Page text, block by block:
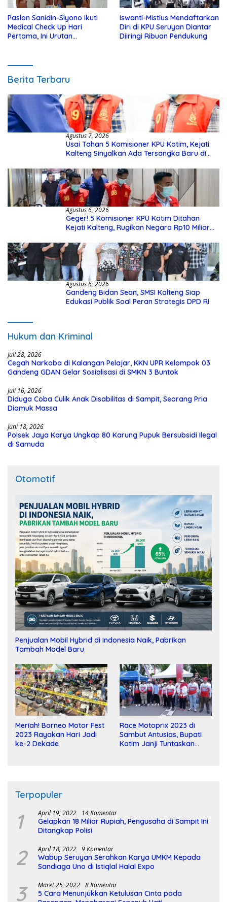
Paslon Sanidin-Siyono Ikuti
Medical Check Up Hari
Pertama, Ini Urutan
Iswanti-Mistius Mendaftarkan
Diri di KPU Seruyan Diantar
Diiringi Ribuan Pendukung
Berita Terbaru
Agustus 7, 2026
Usai Tahan 5 Komisioner KPU Kotim, Kejati
Kalteng Sinyalkan Ada Tersangka Baru di
Agustus 6, 2026
Geger! 5 Komisioner KPU Kotim Ditahan
Kejati Kalteng, Rugikan Negara Rp10 Miliar
Agustus 6, 2026
Gandeng Bidan Sean, SMSI Kalteng Siap
Edukasi Publik Soal Peran Strategis DPD RI
Hukum dan Kriminal
Juli 28, 2026
Cegah Narkoba di Kalangan Pelajar, KKN UPR Kelompok 03
Gandeng GDAN Gelar Sosialisasi di SMKN 3 Buntok
Juli 16, 2026
Diduga Coba Culik Anak Disabilitas di Sampit, Seorang Pria
Diamuk Massa
Juni 18, 2026
Polsek Jaya Karya Ungkap 80 Karung Pupuk Bersubsidi Ilegal
di Samuda
Otomotif
Penjualan Mobil Hybrid di Indonesia Naik, Pabrikan
Tambah Model Baru
Meriah! Borneo Motor Fest
2023 Rayakan Hari Jadi
ke-2 Dekade
Race Motoprix 2023 di
Sambut Antusias, Bupati
Kotim Janji Tuntaskan
Terpopuler
1 April 19, 2022 14 Komentar
Gelapkan 18 Miliar Rupiah, Pengusaha di Sampit Ini
Ditangkap Polisi
2 April 18, 2022 9 Komentar
Wabup Seruyan Serahkan Karya UMKM Kepada
Sandiaga Uno di Istiqlal Halal Expo
3 Maret 25, 2022 8 Komentar
5 Cara Menunjukkan Ketulusan Cinta pada